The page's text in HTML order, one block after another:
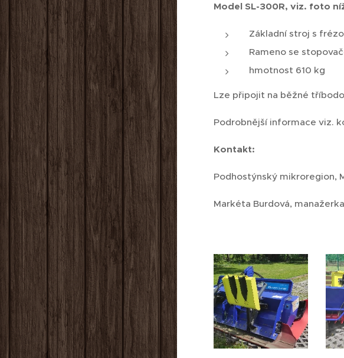
Model SL-300R, viz. foto
Základní stroj s
Rameno se
hmotnost 610 kg
Lze připojit na běžné
Podrobnější informace viz.
Kontakt:
Podhostýnský mikroregion,
Markéta Burdová,